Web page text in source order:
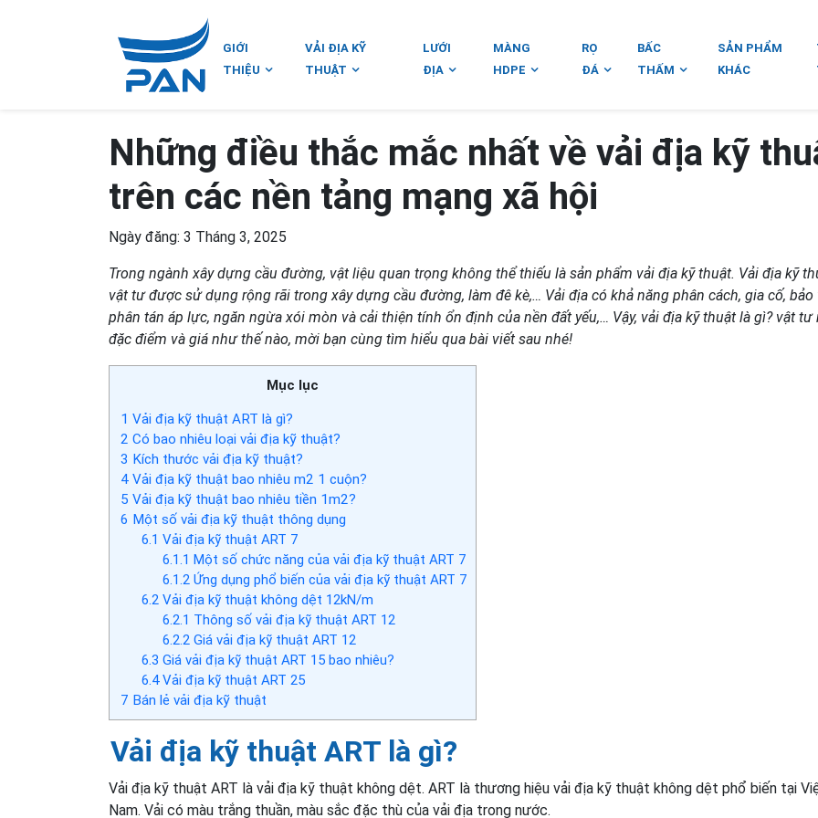
GIỚI
THIỆU
VẢI ĐỊA KỸ
THUẬT
LƯỚI
ĐỊA
MÀNG
HDPE
RỌ
ĐÁ
BẤC
THẤM
SẢN PHẨM
KHÁC
Những điều thắc mắc nhất về vải địa kỹ
trên các nền tảng mạng xã hội
Ngày đăng: 3 Tháng 3, 2025
Trong ngành xây dựng cầu đường, vật liệu quan trọng không thể thiếu là sản phẩm vải địa kỹ thuật. Vải địa kỹ
vật tư được sử dụng rộng rãi trong xây dựng cầu đường, làm đê kè,… Vải địa có khả năng phân cách, gia cố, bảo
phân tán áp lực, ngăn ngừa xói mòn và cải thiện tính ổn định của nền đất yếu,… Vậy, vải địa kỹ thuật là gì? vật tư
đặc điểm và giá như thế nào, mời bạn cùng tìm hiểu qua bài viết sau nhé!
Mục lục
1 Vải địa kỹ thuật ART là gì?
2 Có bao nhiêu loại vải địa kỹ thuật?
3 Kích thước vải địa kỹ thuật?
4 Vải địa kỹ thuật bao nhiêu m2 1 cuộn?
5 Vải địa kỹ thuật bao nhiêu tiền 1m2?
6 Một số vải địa kỹ thuật thông dụng
6.1 Vải địa kỹ thuật ART 7
6.1.1 Một số chức năng của vải địa kỹ thuật ART 7
6.1.2Ứng dụng phổ biến của vải địa kỹ thuật ART 7
6.2Vải địa kỹ thuật không dệt 12kN/m
6.2.1 Thông số vải địa kỹ thuật ART 12
6.2.2Giá vải địa kỹ thuật ART 12
6.3 Giá vải địa kỹ thuật ART 15 bao nhiêu?
6.4Vải địa kỹ thuật ART 25
7 Bán lẻ vải địa kỹ thuật
Vải địa kỹ thuật ART là gì?
Vải địa kỹ thuật ART là vải địa kỹ thuật không dệt. ART là thương hiệu vải địa kỹ thuật không dệt phổ biến tại
Nam. Vải có màu trắng thuần, màu sắc đặc thù của vải địa trong nước.